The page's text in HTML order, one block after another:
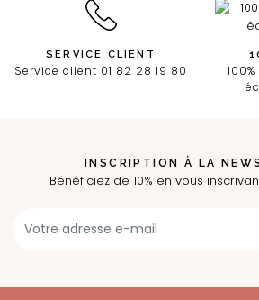
SERVICE CLIENT
Service client 01 82 28 19 80
INSCRIPTION À LA
Bénéficiez de 10% en vous